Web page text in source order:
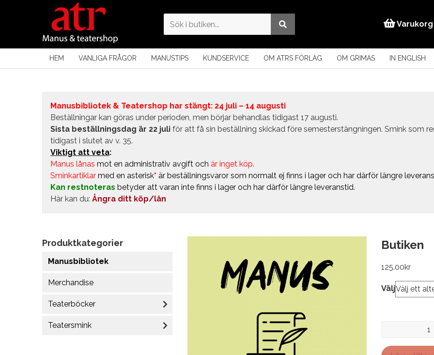
Varukorg
HEM VANLIGA FRÅGOR MANUSTIPS KUNDSERVICE OM ATRS FÖRLAG OM GRIMAS IN ENGLISH
Manusbibliotek & Teatershop har stängt: 24 juli – 14 augusti
Beställningar kan göras under perioden, men börjar behandlas tidigast 17 augusti.
Sista beställningsdag är 22 juli för att få sin beställning skickad före semesterstängningen. Smink som
tidigast i slutet av v. 35.
Viktigt att veta:
Manus lånas mot en administrativ avgift och är inget köp.
Sminkartiklar med en asterisk* är beställningsvaror som normalt ej finns i lager och har därför längre
Kan restnoteras betyder att varan inte finns i lager och har därför längre leveranstid.
Här kan du: Ångra ditt köp/lån
Produktkategorier
Manusbibliotek
Merchandise
Teaterböcker
Teatersmink
Butiken
125.00kr
Välj